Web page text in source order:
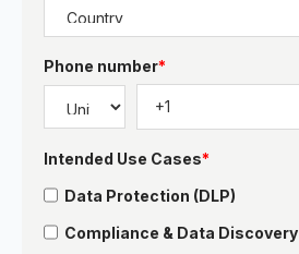
Phone number*
Intended Use Cases*
Data Protection (DLP)
Compliance & Data Discovery